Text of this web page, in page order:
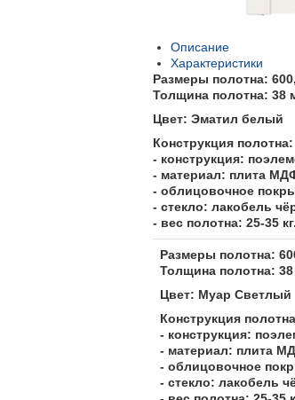
Описание
Характеристики
Размеры полотна:
Толщина полотна: 38
Цвет: Эматил белый
Конструкция полотна:
- конструкция:
- материал: плита
- облицовочное
- стекло: лакобель
- вес полотна: 25-35 кг.
Размеры полотна:
Толщина полотна:
Цвет: Муар Светлый
Конструкция
- конструкция:
- материал: плита
- облицовочное
- стекло: лакобель